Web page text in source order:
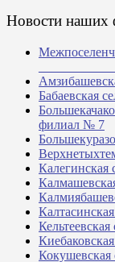
Новости наших
Бабаевская
филиал № 7
Калегинская
Кокушевская